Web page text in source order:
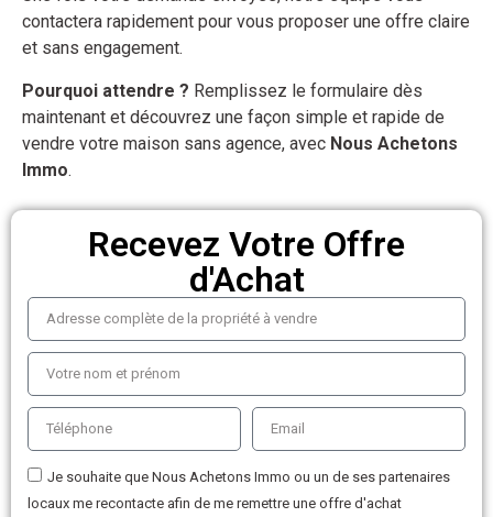
contactera rapidement pour vous proposer une offre claire
et sans engagement.
Pourquoi attendre ? Remplissez le formulaire dès
maintenant et découvrez une façon simple et rapide de
vendre votre maison sans agence, avec Nous Achetons
Immo.
Recevez Votre Offre
d'Achat
Je souhaite que Nous Achetons Immo ou un de ses partenaires
locaux me recontacte afin de me remettre une offre d'achat